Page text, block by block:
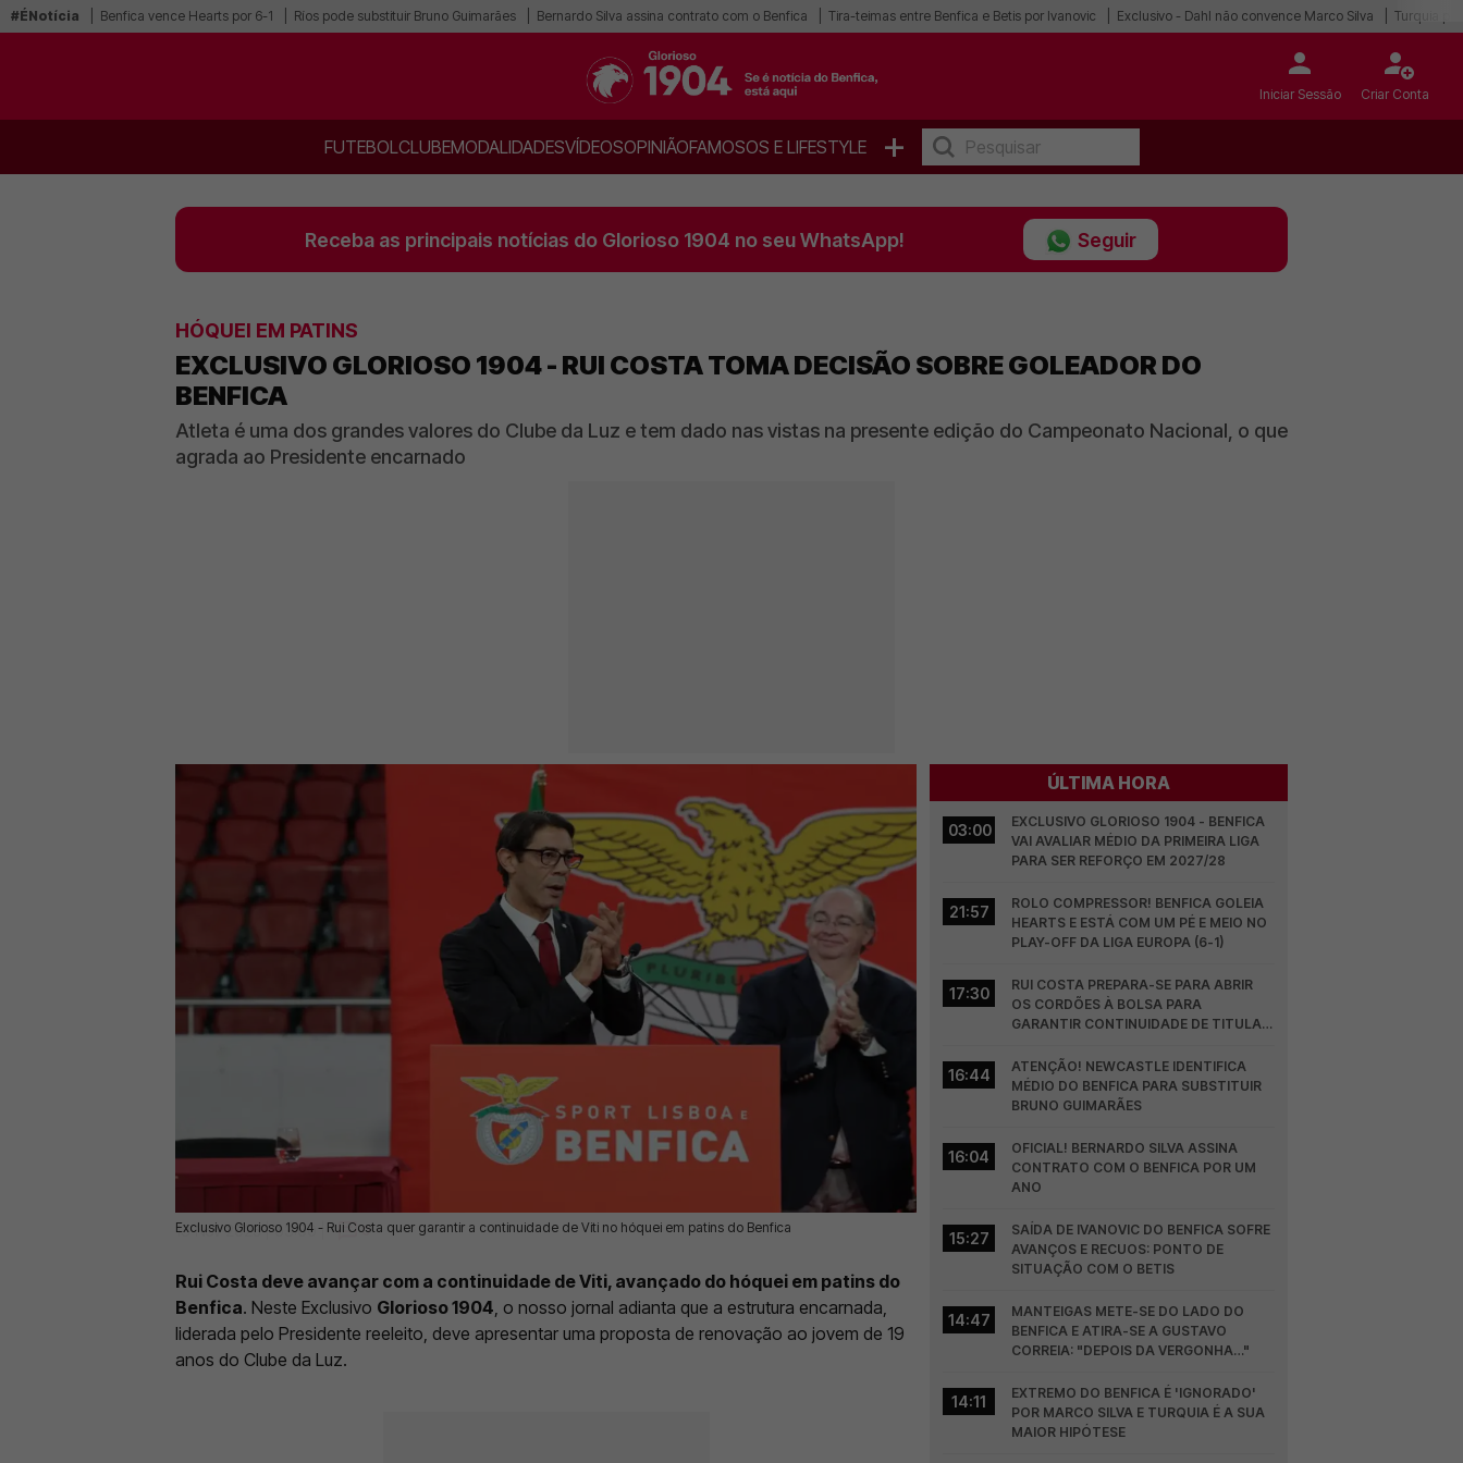
#ÉNotícia Benfica vence Hearts por 6-1 Ríos pode substituir Bruno Guimarães Bernardo Silva assina contrato com o Benfica Tira-teimas entre Benfica e Betis por Ivanovic Exclusivo - Dahl não convence Marco Silva Turquia
Iniciar Sessão Criar Conta
FUTEBOLCLUBEMODALIDADESVÍDEOSOPINIÃOFAMOSOS E LIFESTYLE +
Receba as principais notícias do Glorioso 1904 no seu WhatsApp! Seguir
HÓQUEI EM PATINS
EXCLUSIVO GLORIOSO 1904 - RUI COSTA TOMA DECISÃO SOBRE GOLEADOR DO
BENFICA
Atleta é uma dos grandes valores do Clube da Luz e tem dado nas vistas na presente edição do Campeonato Nacional, o que
agrada ao Presidente encarnado
Exclusivo Glorioso 1904 - Rui Costa quer garantir a continuidade de Viti no hóquei em patins do Benfica
13 Nov 2025 | 03:00 | 0
Rui Costa deve avançar com a continuidade de Viti, avançado do hóquei em patins do
Benfica. Neste Exclusivo Glorioso 1904 , o nosso jornal adianta que a estrutura encarnada,
liderada pelo Presidente reeleito, deve apresentar uma proposta de renovação ao jovem de 19
anos do Clube da Luz.
ÚLTIMA HORA
03:00
EXCLUSIVO GLORIOSO 1904 - BENFICA
VAI AVALIAR MÉDIO DA PRIMEIRA LIGA
PARA SER REFORÇO EM 2027/28
21:57
ROLO COMPRESSOR! BENFICA GOLEIA
HEARTS E ESTÁ COM UM PÉ E MEIO NO
PLAY-OFF DA LIGA EUROPA (6-1)
17:30
RUI COSTA PREPARA-SE PARA ABRIR
OS CORDÕES À BOLSA PARA
GARANTIR CONTINUIDADE DE TITULAR
16:44
ATENÇÃO! NEWCASTLE IDENTIFICA
MÉDIO DO BENFICA PARA SUBSTITUIR
BRUNO GUIMARÃES
16:04
OFICIAL! BERNARDO SILVA ASSINA
CONTRATO COM O BENFICA POR UM
ANO
15:27
SAÍDA DE IVANOVIC DO BENFICA SOFRE
AVANÇOS E RECUOS: PONTO DE
SITUAÇÃO COM O BETIS
14:47
MANTEIGAS METE-SE DO LADO DO
BENFICA E ATIRA-SE A GUSTAVO
CORREIA: "DEPOIS DA VERGONHA…"
14:11
EXTREMO DO BENFICA É 'IGNORADO'
POR MARCO SILVA E TURQUIA É A SUA
MAIOR HIPÓTESE